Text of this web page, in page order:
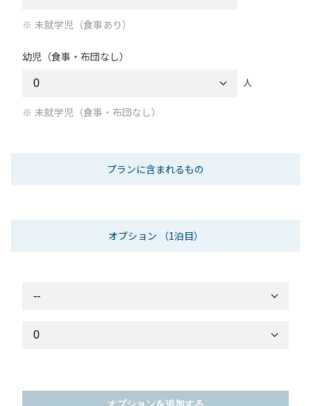
未就学児（食事あり）
幼児（食事・布団なし）
人
未就学児（食事・布団なし）
プランに含まれるもの
オプション （1泊目）